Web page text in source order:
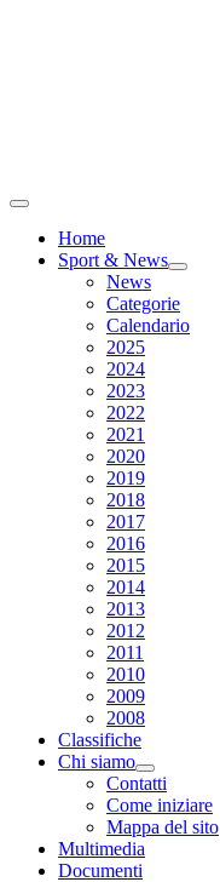
Home
Sport & News
News
Categorie
Calendario
2025
2024
2023
2022
2021
2020
2019
2018
2017
2016
2015
2014
2013
2012
2011
2010
2009
2008
Classifiche
Chi siamo
Contatti
Come iniziare
Mappa del sito
Multimedia
Documenti